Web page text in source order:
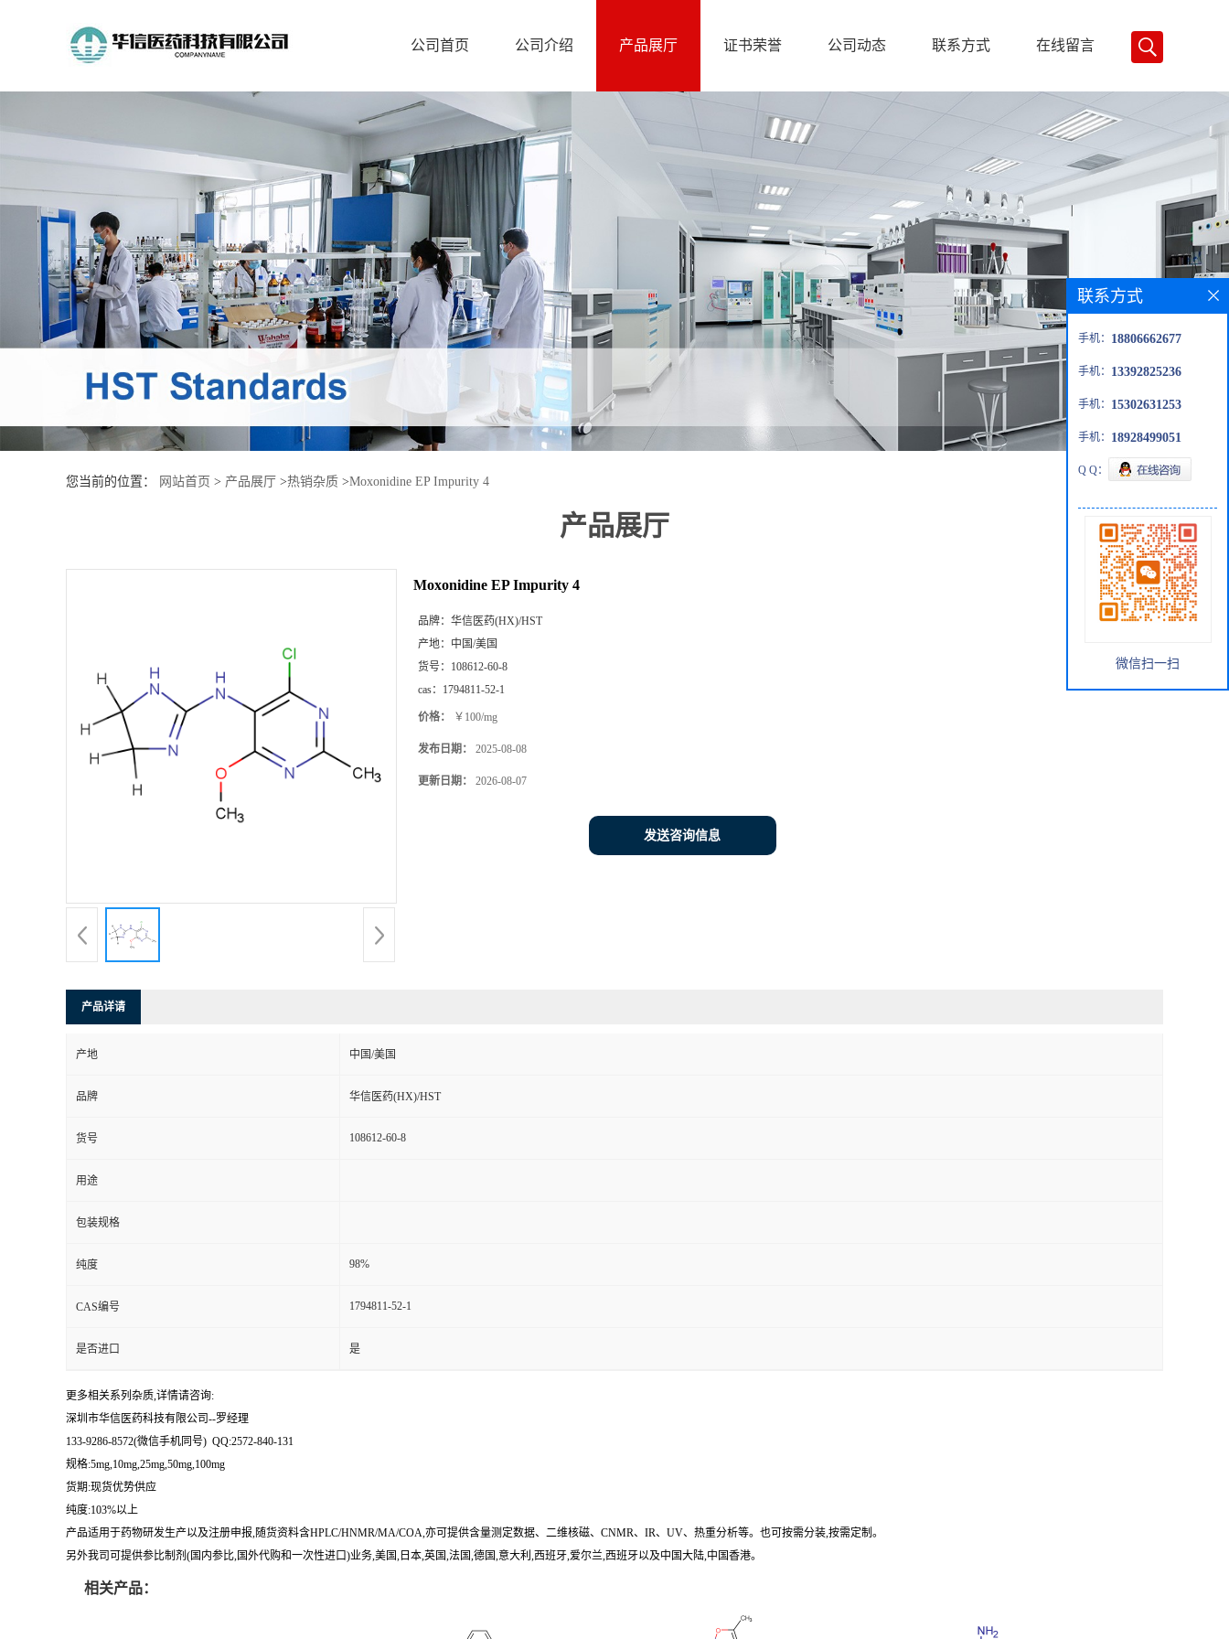
页
司
介
公司首页 公司介绍 产品展厅 证书荣誉 公司动态 联系方式 在线留言
您当前的位置： 网站首页 > 产品展厅 >热销杂质 >Moxonidine EP Impurity 4
产品展厅
Moxonidine EP Impurity 4
品牌： 华信医药(HX)/HST
产地： 中国/美国
货号： 108612-60-8
cas： 1794811-52-1
价格： ￥100/mg
发布日期： 2025-08-08
更新日期： 2026-08-07
发送咨询信息
产品详请
产地 中国/美国
品牌 华信医药(HX)/HST
货号 108612-60-8
用途
包装规格
纯度 98%
CAS编号 1794811-52-1
是否进口 是
更多相关系列杂质,详情请咨询:
深圳市华信医药科技有限公司--罗经理
133-9286-8572(微信手机同号) QQ:2572-840-131
规格:5mg,10mg,25mg,50mg,100mg
货期:现货优势供应
纯度:103%以上
产品适用于药物研发生产以及注册申报,随货资料含HPLC/HNMR/MA/COA,亦可提供含量测定数据、二维核磁、CNMR、IR、UV、热重分析等。也可按需分装,按需定制。
另外我司可提供参比制剂(国内参比,国外代购和一次性进口)业务,美国,日本,英国,法国,德国,意大利,西班牙,爱尔兰,西班牙以及中国大陆,中国香港。
相关产品：
联系方式
手机： 18806662677
手机： 13392825236
手机： 15302631253
手机： 18928499051
Q Q：
微信扫一扫